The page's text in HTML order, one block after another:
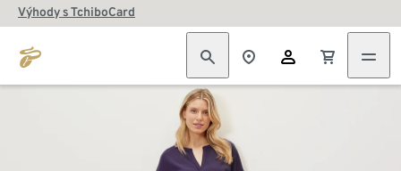
Výhody s TchiboCard